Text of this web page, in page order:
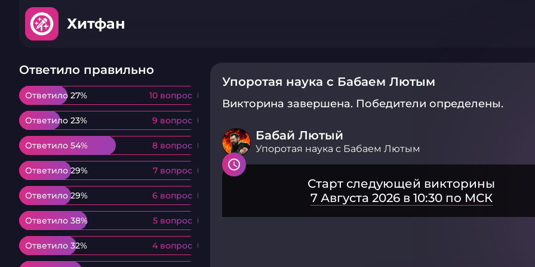
Хитфан
Ответило правильно
Ответило 27% 10 вопрос
Ответило 27% 10 вопрос
Ответило 23% 9 вопрос
Ответило 23% 9 вопрос
Ответило 54% 8 вопрос
Ответило 54% 8 вопрос
Ответило 29% 7 вопрос
Ответило 29% 7 вопрос
Ответило 29% 6 вопрос
Ответило 29% 6 вопрос
Ответило 38% 5 вопрос
Ответило 38% 5 вопрос
Ответило 32% 4 вопрос
Ответило 32% 4 вопрос
Упоротая наука с Бабаем Лютым
Викторина завершена. Победители определены.
Бабай Лютый
Упоротая наука с Бабаем Лютым
Старт следующей викторины
7 Августа 2026 в 10:30 по МСК